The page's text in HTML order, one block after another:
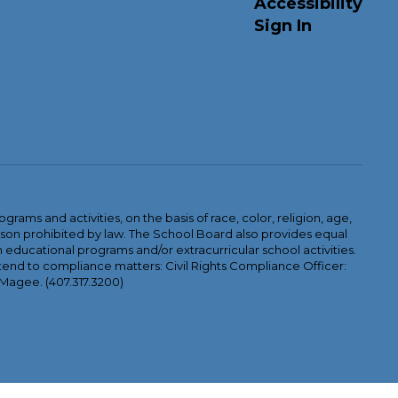
Sign In
and activities, on the basis of race, color, religion, age,
prohibited by law. The School Board also provides equal
programs and/or extracurricular school activities.
to compliance matters: Civil Rights Compliance Officer:
(407.317.3200)